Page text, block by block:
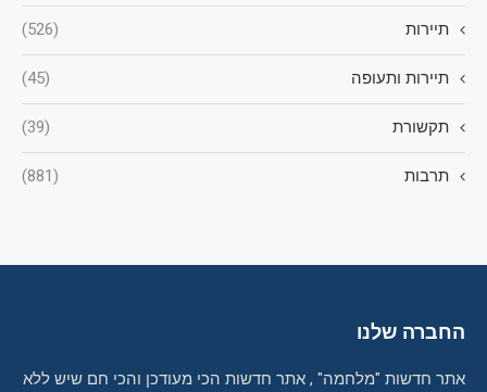
תיירות (526)
תיירות ותעופה (45)
תקשורת (39)
תרבות (881)
החברה שלנו
אתר חדשות "מלחמה" , אתר חדשות הכי מעודכן והכי חם שיש ללא